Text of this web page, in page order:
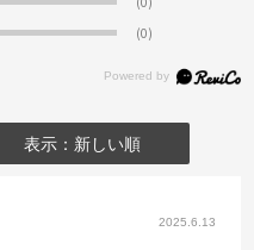
(0)
表示：新しい順
2025.6.13